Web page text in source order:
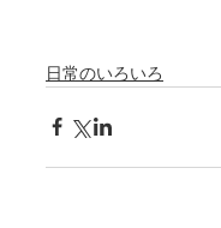
日常のいろいろ